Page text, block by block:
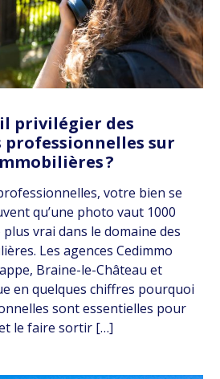
privilégier des
sur
?
votre bien se
qu’une photo vaut 1000
plus vrai dans le domaine des
Les agences Cedimmo
Braine-le-Château et
en quelques chiffres pourquoi
sont essentielles pour
le faire sortir […]